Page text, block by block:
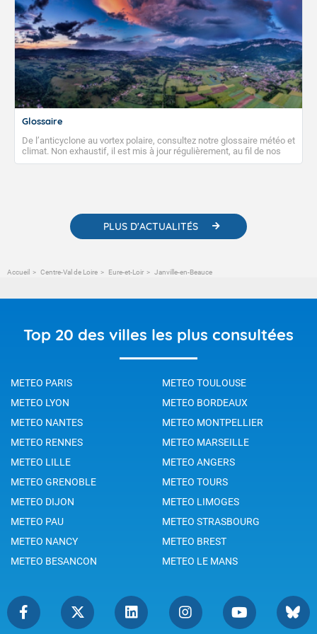
Glossaire
De l’anticyclone au vortex polaire, consultez notre glossaire météo et
climat. Non exhaustif, il est mis à jour régulièrement, au fil de nos
publications. Vous y trouverez également des liens utiles vers nos
PLUS D'ACTUALITÉS
Accueil Centre-Val de Loire Eure-et-Loir Janville-en-Beauce
Top 20 des villes les plus consultées
METEO PARIS
METEO TOULOUSE
METEO LYON
METEO BORDEAUX
METEO NANTES
METEO MONTPELLIER
METEO RENNES
METEO MARSEILLE
METEO LILLE
METEO ANGERS
METEO GRENOBLE
METEO TOURS
METEO DIJON
METEO LIMOGES
METEO PAU
METEO STRASBOURG
METEO NANCY
METEO BREST
METEO BESANCON
METEO LE MANS